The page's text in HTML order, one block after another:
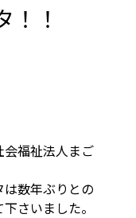
！
福祉法人まご
数年ぶりとの
さいました。